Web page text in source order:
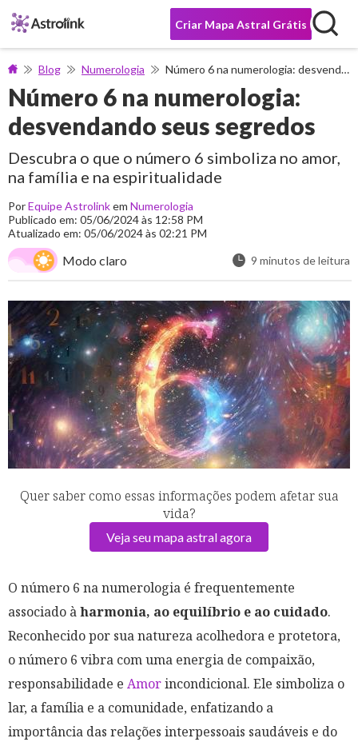
Criar Mapa Astral Grátis
Blog Numerologia Número 6 na numerologia: desvendando seus segredos
Número 6 na numerologia:
desvendando seus segredos
Descubra o que o número 6 simboliza no amor,
na família e na espiritualidade
PorEquipe Astrolinkem Numerologia
Publicado em: 05/06/2024 às 12:58 PM
Atualizado em: 05/06/2024 às 02:21 PM
Modo claro 9 minutos de leitura
Quer saber como essas informações podem afetar sua
vida?
Veja seu mapa astral agora
O número 6 na numerologia é frequentemente
associado àharmonia, ao equilíbrio e ao cuidado.
Reconhecido por sua natureza acolhedora e protetora,
o número 6 vibra com uma energia de compaixão,
responsabilidade e Amorincondicional. Ele simboliza o
lar, a família e a comunidade, enfatizando a
importância das relações interpessoais saudáveis e do